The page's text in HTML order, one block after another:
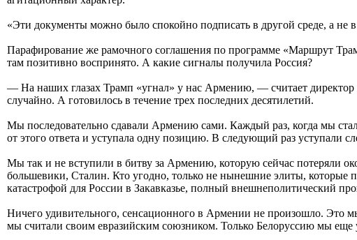
«Эти документы можно было спокойно подписать в другой среде, а не
Парафирование же рамочного соглашения по программе «Маршрут
там позитивно воспринято. А какие сигналы получила Россия?
— На наших глазах Трамп «угнал» у нас Армению, — считает
случайно. А готовилось в течение трех последних десятилетий.
Мы последовательно сдавали Армению сами. Каждый раз, когда мы
от этого ответа и уступала одну позицию. В следующий раз уступали
Мы так и не вступили в битву за Армению, которую сейчас потеряли
большевики, Сталин. Кто угодно, только не нынешние элиты, которые
катастрофой для России в Закавказье, полный внешнеполитический
Ничего удивительного, сенсационного в Армении не произошло. Это
мы считали своим евразийским союзником. Только Белоруссию мы